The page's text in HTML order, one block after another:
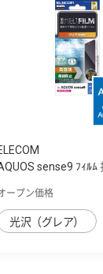
sense9 ﾌｨﾙﾑ
ープン価格
光沢（グレア）